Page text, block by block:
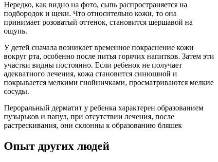
Нередко, как видно на фото, сыпь распространяется на
подбородок и щеки. Что относительно кожи, то она
принимает розоватый оттенок, становится шершавой на
ощупь.
У детей сначала возникает временное покраснение кожи
вокруг рта, особенно после питья горячих напитков. Затем эти
участки видны постоянно. Если ребенок не получает
адекватного лечения, кожа становится синюшной и
покрывается мелкими гнойничками, просматриваются мелкие
сосуды.
Пероральный дерматит у ребенка характерен образованием
пузырьков и папул, при отсутствии лечения, после
растрескивания, они склонны к образованию бляшек
Опыт других людей